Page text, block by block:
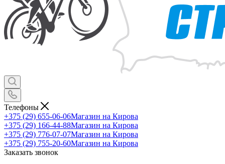
Телефоны
+375 (29) 655-06-06Магазин на Кирова
+375 (29) 166-44-88Магазин на Кирова
+375 (29) 776-07-07Магазин на Кирова
+375 (29) 755-20-60Магазин на Кирова
Заказать звонок